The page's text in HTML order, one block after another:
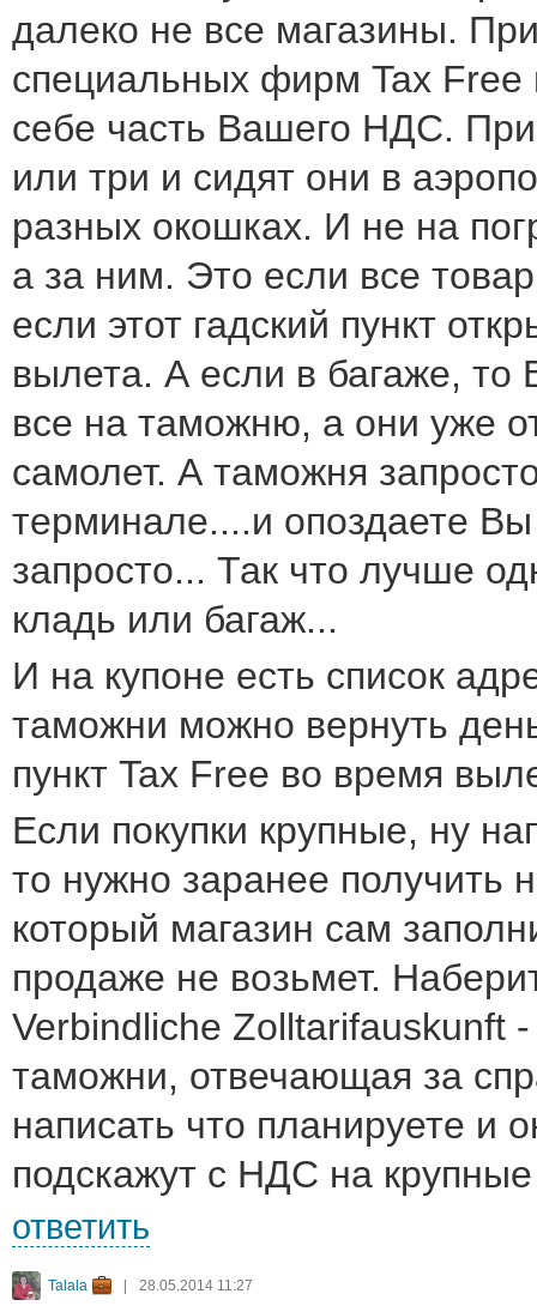
далеко не все магазины.
специальных фирм Tax Free
себе часть Вашего НДС.
или три и сидят они в
разных окошках. И не на
а за ним. Это если все
если этот гадский пункт
вылета. А если в багаже,
все на таможню, а они уже
самолет. А таможня
терминале....и опоздаете
запросто... Так что лучше
кладь или багаж...
И на купоне есть список
таможни можно вернуть
пункт Tax Free во время
Если покупки крупные, ну
то нужно заранее получить
который магазин сам
продаже не возьмет.
Verbindliche Zolltarifauskunft
таможни, отвечающая за
написать что планируете и
подскажут с НДС на крупные
ответить
Talala 28.05.2014 11:27